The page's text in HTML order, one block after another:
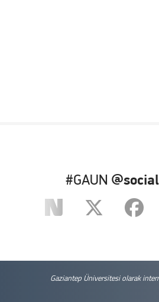
Gaziantep Üniversitesi olarak
#GAUN @social